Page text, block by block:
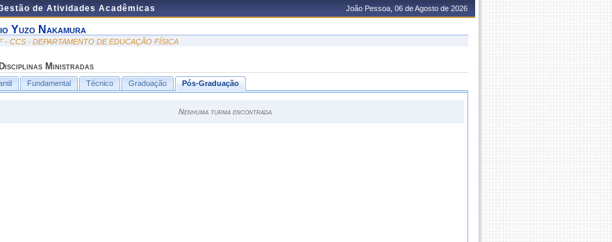
de Atividades Acadêmicas João Pessoa, 06 de Agosto de 2026
Yuzo Nakamura
- CCS - DEPARTAMENTO DE EDUCAÇÃO FÍSICA
Disciplinas Ministradas
Fundamental Técnico Graduação Pós-Graduação
Nenhuma turma encontrada